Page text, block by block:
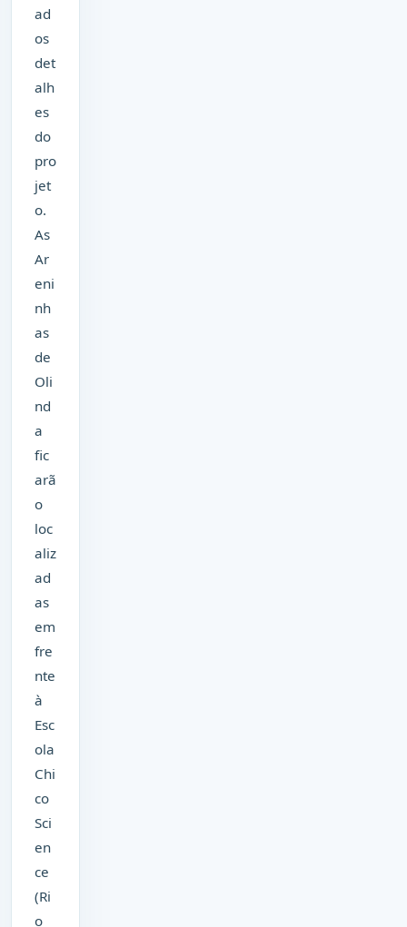
ad
os
det
alh
es
do
pro
jet
o.
As
Ar
eni
nh
as
de
Oli
nd
a
fic
arã
o
loc
aliz
ad
as
em
fre
nte
à
Esc
ola
Chi
co
Sci
en
ce
(Ri
o